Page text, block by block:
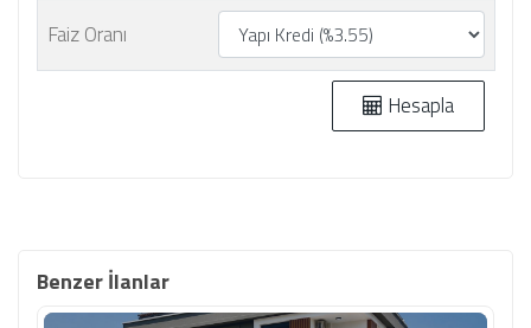
Faiz Oranı
Hesapla
Benzer İlanlar